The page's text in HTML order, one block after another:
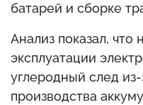
батарей и сборке
Анализ показал, что
эксплуатации
углеродный след из-
производства